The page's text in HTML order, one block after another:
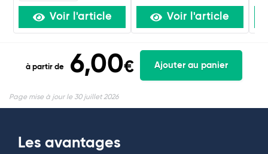
Voir l'article Voir l'article
à partir de 6,00€ Ajouter au panier
Page mise à jour le 30 juillet 2026
Les avantages